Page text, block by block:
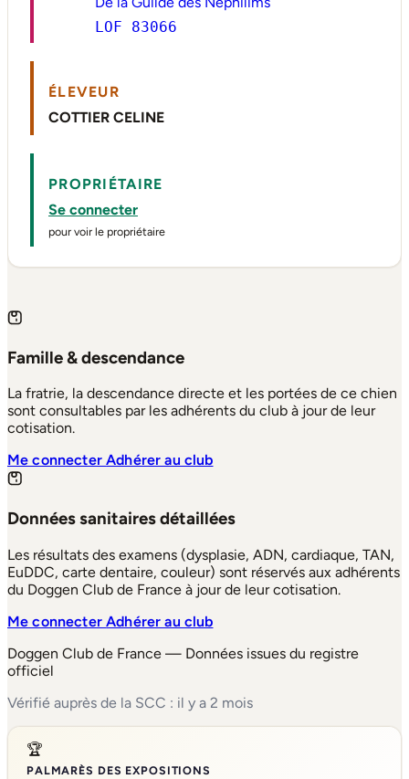
LOF 83066
ÉLEVEUR
COTTIER CELINE
PROPRIÉTAIRE
Se connecter
pour voir le propriétaire
Famille & descendance
La fratrie, la descendance directe et les portées de ce chien
sont consultables par les adhérents du club à jour de leur
cotisation.
Me connecterAdhérer au club
Données sanitaires détaillées
Les résultats des examens (dysplasie, ADN, cardiaque, TAN,
EuDDC, carte dentaire, couleur) sont réservés aux adhérents
du Doggen Club de France à jour de leur cotisation.
Me connecterAdhérer au club
Doggen Club de France — Données issues du registre
officiel
Vérifié auprès de la SCC : il y a 2 mois
🏆
PALMARÈS DES EXPOSITIONS